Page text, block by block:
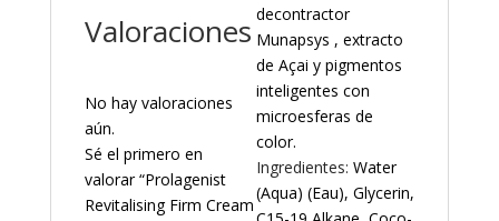
decontractor
Munapsys , extracto
de Açai y pigmentos
inteligentes con
microesferas de
color.
Ingredientes: Water
(Aqua) (Eau), Glycerin,
Valoraciones
No hay valoraciones
aún.
Sé el primero en
valorar “Prolagenist
Revitalising Firm Cream